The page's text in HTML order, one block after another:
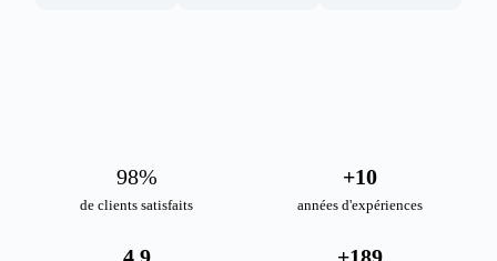
de clients satisfaits
98%
années d'expériences
+10